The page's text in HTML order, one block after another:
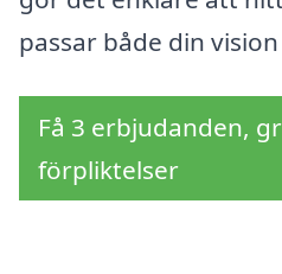
passar både din
Få 3 erbjudanden,
förpliktelser